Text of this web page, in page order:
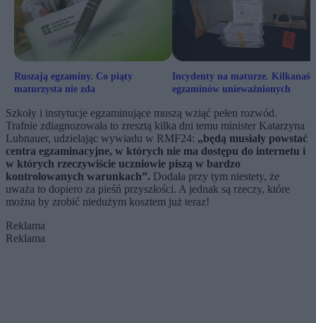
Ruszają egzaminy. Co piąty
maturzysta nie zda
Incydenty na maturze.
egzaminów unieważnionych
Szkoły i instytucje egzaminujące muszą wziąć pełen rozwód.
Trafnie zdiagnozowała to zresztą kilka dni temu minister Katarzyna
Lubnauer, udzielając wywiadu w RMF24: „będą musiały powstać
centra egzaminacyjne, w których nie ma dostępu do internetu i
w których rzeczywiście uczniowie piszą w bardzo
kontrolowanych warunkach”. Dodała przy tym niestety, że
uważa to dopiero za pieśń przyszłości. A jednak są rzeczy, które
można by zrobić niedużym kosztem już teraz!
Reklama
Reklama